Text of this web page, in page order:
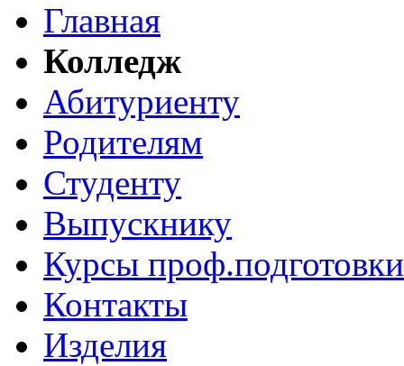
Главная
Колледж
Абитуриенту
Родителям
Студенту
Выпускнику
Курсы проф.подготовки
Контакты
Изделия